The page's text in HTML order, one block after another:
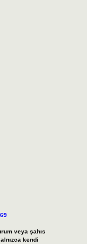
veya şahıs
kendi